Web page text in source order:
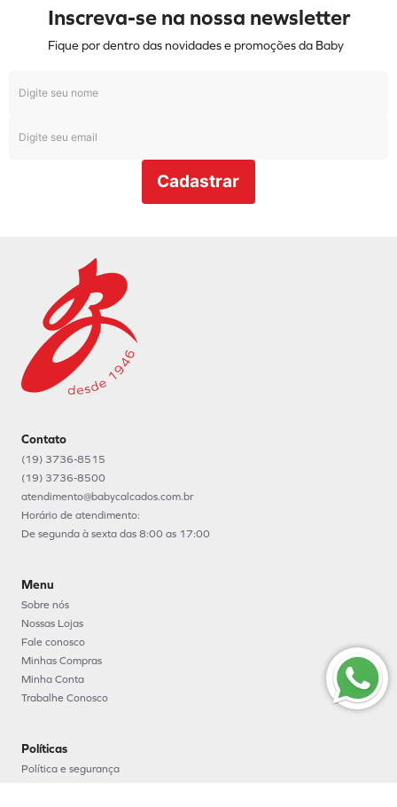
Inscreva-se na nossa newsletter
Fique por dentro das novidades e promoções da Baby
Cadastrar
Contato
(19) 3736-8515
(19) 3736-8500
atendimento@babycalcados.com.br
Horário de atendimento:
De segunda à sexta das 8:00 as 17:00
Menu
Sobre nós
Nossas Lojas
Fale conosco
Minhas Compras
Minha Conta
Trabalhe Conosco
Políticas
Política e segurança